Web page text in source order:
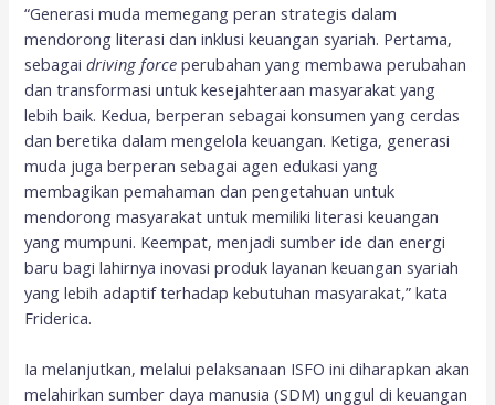
“Generasi muda memegang peran strategis dalam
mendorong literasi dan inklusi keuangan syariah. Pertama,
sebagaidriving force perubahan yang membawa perubahan
dan transformasi untuk kesejahteraan masyarakat yang
lebih baik. Kedua, berperan sebagai konsumen yang cerdas
dan beretika dalam mengelola keuangan. Ketiga, generasi
muda juga berperan sebagai agen edukasi yang
membagikan pemahaman dan pengetahuan untuk
mendorong masyarakat untuk memiliki literasi keuangan
yang mumpuni. Keempat, menjadi sumber ide dan energi
baru bagi lahirnya inovasi produk layanan keuangan syariah
yang lebih adaptif terhadap kebutuhan masyarakat,” kata
Friderica.
Ia melanjutkan, melalui pelaksanaan ISFO ini diharapkan akan
melahirkan sumber daya manusia (SDM) unggul di keuangan